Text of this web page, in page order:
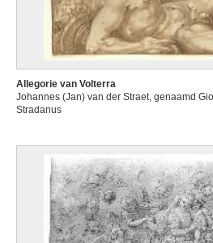
Allegorie van Volterra
Johannes (Jan) van der Straet, genaamd
Stradanus